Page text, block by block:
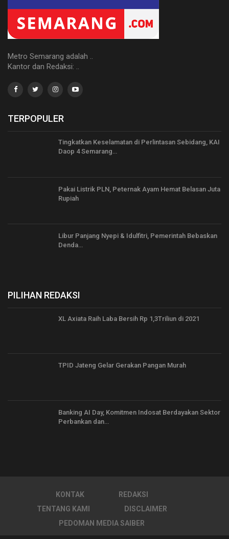
Metro Semarang adalah ..
Kantor dan Redaksi: ..
TERPOPULER
Tingkatkan Keselamatan di Perlintasan Sebidang, KAI
Daop 4 Semarang…
Pakai Listrik PLN, Peternak Ayam Hemat Belasan Juta
Rupiah
Libur Panjang Nyepi & Idulfitri, Pemerintah Bebaskan
Denda…
PILIHAN REDAKSI
XL Axiata Raih Laba Bersih Rp 1,3Triliun di 2021
TPID Jateng Gelar Gerakan Pangan Murah
Banking AI Day, Komitmen Indosat Berdayakan Sektor
Perbankan dan…
KONTAK
REDAKSI
TENTANG KAMI
DISCLAIMER
PEDOMAN MEDIA SAIBER